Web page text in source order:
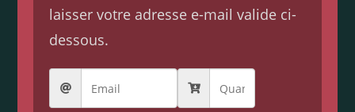
laisser votre adresse e-mail valide ci-
dessous.